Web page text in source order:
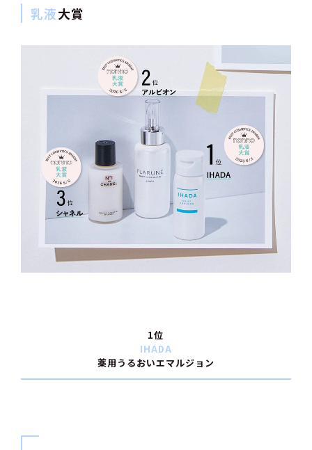
乳液大賞
1位
IHADA
薬用うるおいエマルジョン